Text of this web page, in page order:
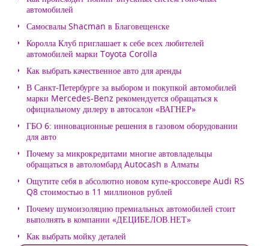
автомобилей
Самосвалы Shacman в Благовещенске
Королла Клуб приглашает к себе всех любителей
автомобилей марки Toyota Corolla
Как выбрать качественное авто для аренды
В Санкт-Петербурге за выбором и покупкой автомобилей
марки Mercedes-Benz рекомендуется обращаться к
официальному дилеру в автосалон «ВАГНЕР»
ГБО 6: инновационные решения в газовом оборудовании
для авто
Почему за микрокредитами многие автовладельцы
обращаться в автоломбард Autocash в Алматы
Ощутите себя в абсолютно новом купе-кроссовере Audi RS
Q8 стоимостью в 11 миллионов рублей
Почему шумоизоляцию премиальных автомобилей стоит
выполнять в компании «ДЕЦИБЕЛОВ.НЕТ»
Как выбрать мойку деталей